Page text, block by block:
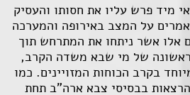
מיד פרש עליו את חסותו והעסיק
על המצב באירופה והמערכה
אלו אשר ניתחו את המתרחש תוך
של מי שבא משדה הקרב,
בקרב הכוחות המזויינים. כמו
בבסיסי צבא ארה"ב תחת